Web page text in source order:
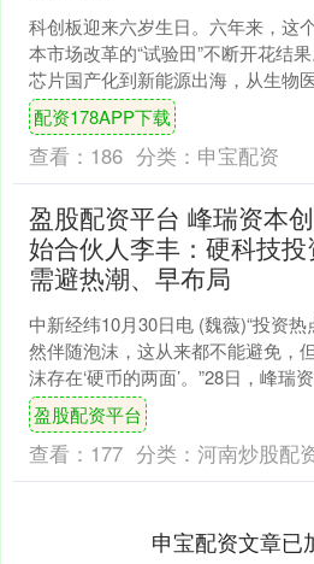
科创板迎来六岁生日。六年来，这
本市场改革的“试验田”不断开花结
芯片国产化到新能源出海，从生物
突破到AI赋能千行百业，科创板....
配资178APP下载
查看： 186 分类： 申宝配资
盈股配资平台 峰瑞资本创
始合伙人李丰：硬科技投
需避热潮、早布局
中新经纬10月30日电 (魏薇)“投资热
然伴随泡沫，这从来都不能避免，
沫存在‘硬币的两面’。”28日，峰瑞
始合伙人李丰在2025金融街论坛年会
间....
盈股配资平台
查看： 177 分类： 河南炒股配
申宝配资文章已